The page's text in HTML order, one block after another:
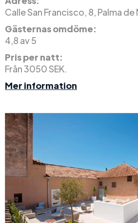
Calle San Francisco, 8, Palma
Gästernas omdöme:
4,8 av 5
Pris per natt:
Från 3050 SEK.
Mer information